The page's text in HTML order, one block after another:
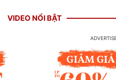
VIDEO NỔI BẬT